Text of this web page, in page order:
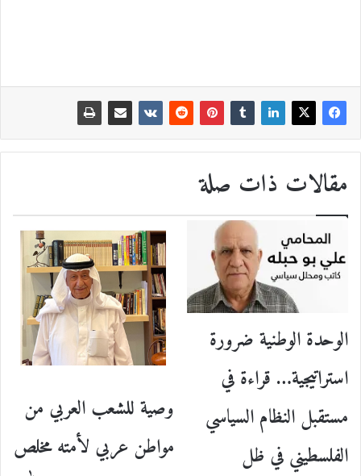
مقالات ذات صلة
الوحدة الوطنية ضرورة
استراتيجية… قراءة في
مستقبل النظام السياسي
الفلسطيني في ظل
وصية للشعب العربي من
مواطن عربي لأمته مخلص